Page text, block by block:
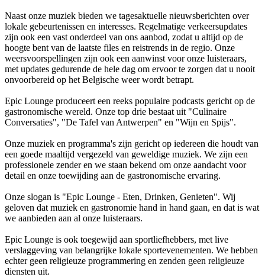
Naast onze muziek bieden we tagesaktuelle nieuwsberichten over
lokale gebeurtenissen en interesses. Regelmatige verkeersupdates
zijn ook een vast onderdeel van ons aanbod, zodat u altijd op de
hoogte bent van de laatste files en reistrends in de regio. Onze
weersvoorspellingen zijn ook een aanwinst voor onze luisteraars,
met updates gedurende de hele dag om ervoor te zorgen dat u nooit
onvoorbereid op het Belgische weer wordt betrapt.
Epic Lounge produceert een reeks populaire podcasts gericht op de
gastronomische wereld. Onze top drie bestaat uit "Culinaire
Conversaties", "De Tafel van Antwerpen" en "Wijn en Spijs".
Onze muziek en programma's zijn gericht op iedereen die houdt van
een goede maaltijd vergezeld van geweldige muziek. We zijn een
professionele zender en we staan bekend om onze aandacht voor
detail en onze toewijding aan de gastronomische ervaring.
Onze slogan is "Epic Lounge - Eten, Drinken, Genieten". Wij
geloven dat muziek en gastronomie hand in hand gaan, en dat is wat
we aanbieden aan al onze luisteraars.
Epic Lounge is ook toegewijd aan sportliefhebbers, met live
verslaggeving van belangrijke lokale sportevenementen. We hebben
echter geen religieuze programmering en zenden geen religieuze
diensten uit.